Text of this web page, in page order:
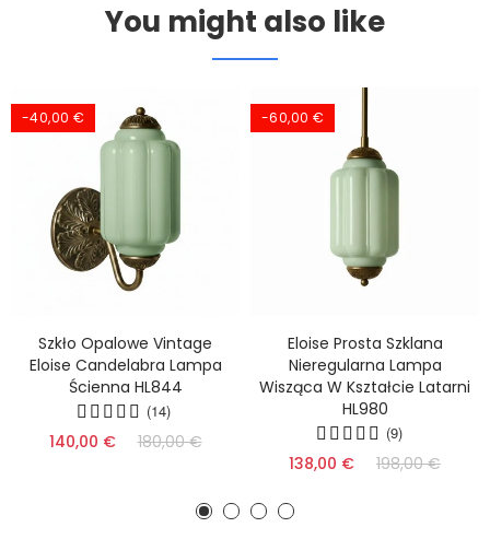
You might also like
-40,00 €
Szkło Opalowe Vintage
Eloise Candelabra Lampa
Ścienna HL844
(14)
140,00 € 180,00 €
-60,00 €
Eloise Prosta Szklana
Nieregularna Lampa
Wisząca W Kształcie Latarni
HL980
(9)
138,00 € 198,00 €